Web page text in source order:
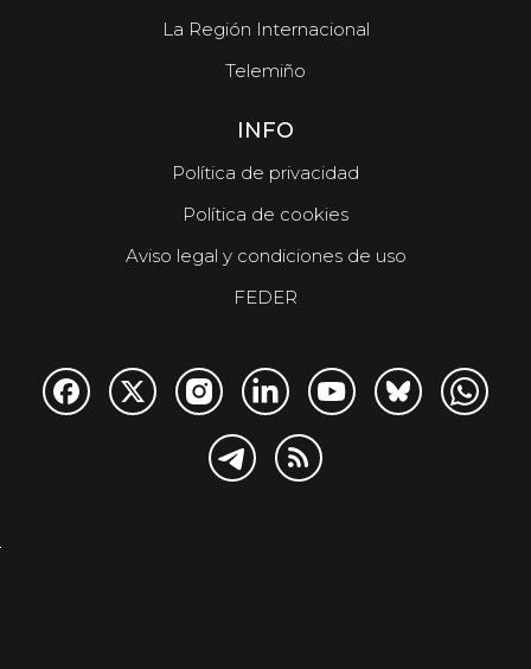
La Región Internacional
Telemiño
INFO
Política de privacidad
Política de cookies
Aviso legal y condiciones de uso
FEDER